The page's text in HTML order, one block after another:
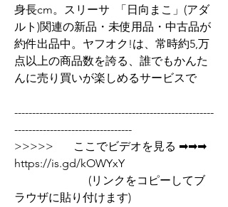
身長cm。スリーサ  「日向まこ」(アダ
ルト)関連の新品・未使用品・中古品が
約件出品中。ヤフオク!は、常時約5,万
点以上の商品数を誇る、誰でもかんた
んに売り買いが楽しめるサービスで
--------------------------------------------------------
---------------------------------
>>>>>       ここでビデオを見る ➡➡➡
https://is.gd/kOWYxY
ラウザに貼り付けます)